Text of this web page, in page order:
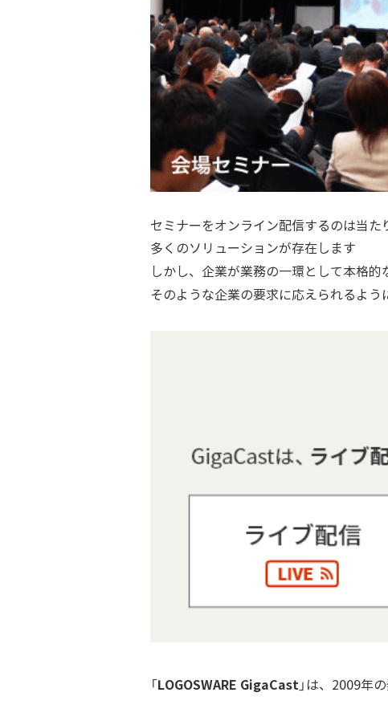
セミナーをオンライン配信するのは当
多くのソリューションが存在します
しかし、企業が業務の一環として本格的
そのような企業の要求に応えられるよう
「LOGOSWARE GigaCast 」は、2009年